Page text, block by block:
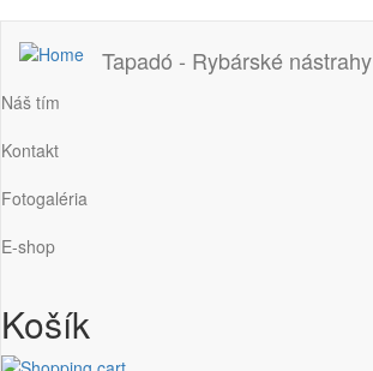
Tapadó - Rybárské nástrahy
Main
navigation
Náš tím
Kontakt
Fotogaléria
E-shop
Košík